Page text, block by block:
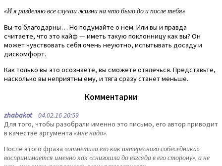
«И я разделяю все случаи жизни на что было до и после тебя»
Вы-то благодарны… Но подумайте о нем. Или вы и правда
считаете, что это кайф — иметь такую поклонницу как вы? Он
может чувствовать себя очень неуютно, испытывать досаду и
дискомфорт.
Как только вы это осознаете, вы сможете отвлечься. Представьте,
насколько вы неприятны ему, и тяга сразу станет меньше.
Комментарии
zhabakot04.02.16 20:59
Для того, чтобы разобрали именно это письмо, его автор приводит
в качестве аргумента «мне надо».
После этого фраза «отметила его как интересного собеседника»
воспринимается именно как «снизошла до взгляда в его сторону», а не